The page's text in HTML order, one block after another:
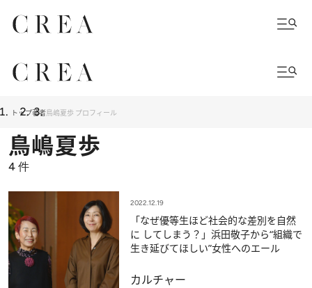
トップ著者鳥嶋夏歩 プロフィール
鳥嶋夏歩
4 件
2022.12.19
「なぜ優等生ほど社会的な差別を自然
に してしまう？」浜田敬子から“組織で
生き延びてほしい”女性へのエール
カルチャー